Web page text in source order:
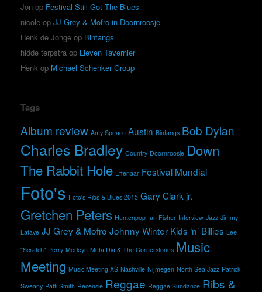
Jon op Festival Still Got The Blues
nicole op JJ Grey & Mofro in Doornroosje
Henk de Jonge op Bintangs
hidde terpstra op Lieven Tavernier
Henk op Michael Schenker Group
Tags
Album review Amy Speace Austin Bintangs Bob Dylan
Charles Bradley Country Doornroosje Down
The Rabbit Hole Effenaar Festival Mundial
Foto's Foto's Ribs & Blues 2015 Gary Clark jr.
Gretchen Peters Huntenpop Ian Fisher Interview Jazz Jimmy
Lafave JJ Grey & Mofro Johnny Winter Kids ‘n’ Billies Lee
"Scratch" Perry Merleyn Meta Dia & The Cornerstones Music
Meeting Music Meeting XS Nashville Nijmegen North Sea Jazz Patrick
Sweany Patti Smith Recensie Reggae Reggae Sundance Ribs &